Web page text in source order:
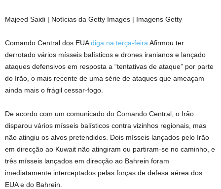
Majeed Saidi | Notícias da Getty Images | Imagens Getty
Comando Central dos EUAdiga na terça-feira Afirmou ter
derrotado vários mísseis balísticos e drones iranianos e lançado
ataques defensivos em resposta a “tentativas de ataque” por parte
do Irão, o mais recente de uma série de ataques que ameaçam
ainda mais o frágil cessar-fogo.
De acordo com um comunicado do Comando Central, o Irão
disparou vários mísseis balísticos contra vizinhos regionais, mas
não atingiu os alvos pretendidos. Dois mísseis lançados pelo Irão
em direcção ao Kuwait não atingiram ou partiram-se no caminho, e
três mísseis lançados em direcção ao Bahrein foram
imediatamente interceptados pelas forças de defesa aérea dos
EUA e do Bahrein.